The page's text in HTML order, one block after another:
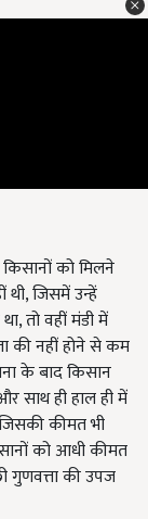
को मिलने
थी, जिसमें उन्हें
तो वहीं मंडी में
की नहीं होने से कम
के बाद किसान
साथ ही हाल ही में
कीमत भी
को आधी कीमत
गुणवत्ता की उपज